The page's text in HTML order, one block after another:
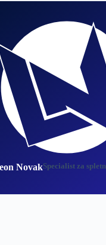
NovakSpecialist za